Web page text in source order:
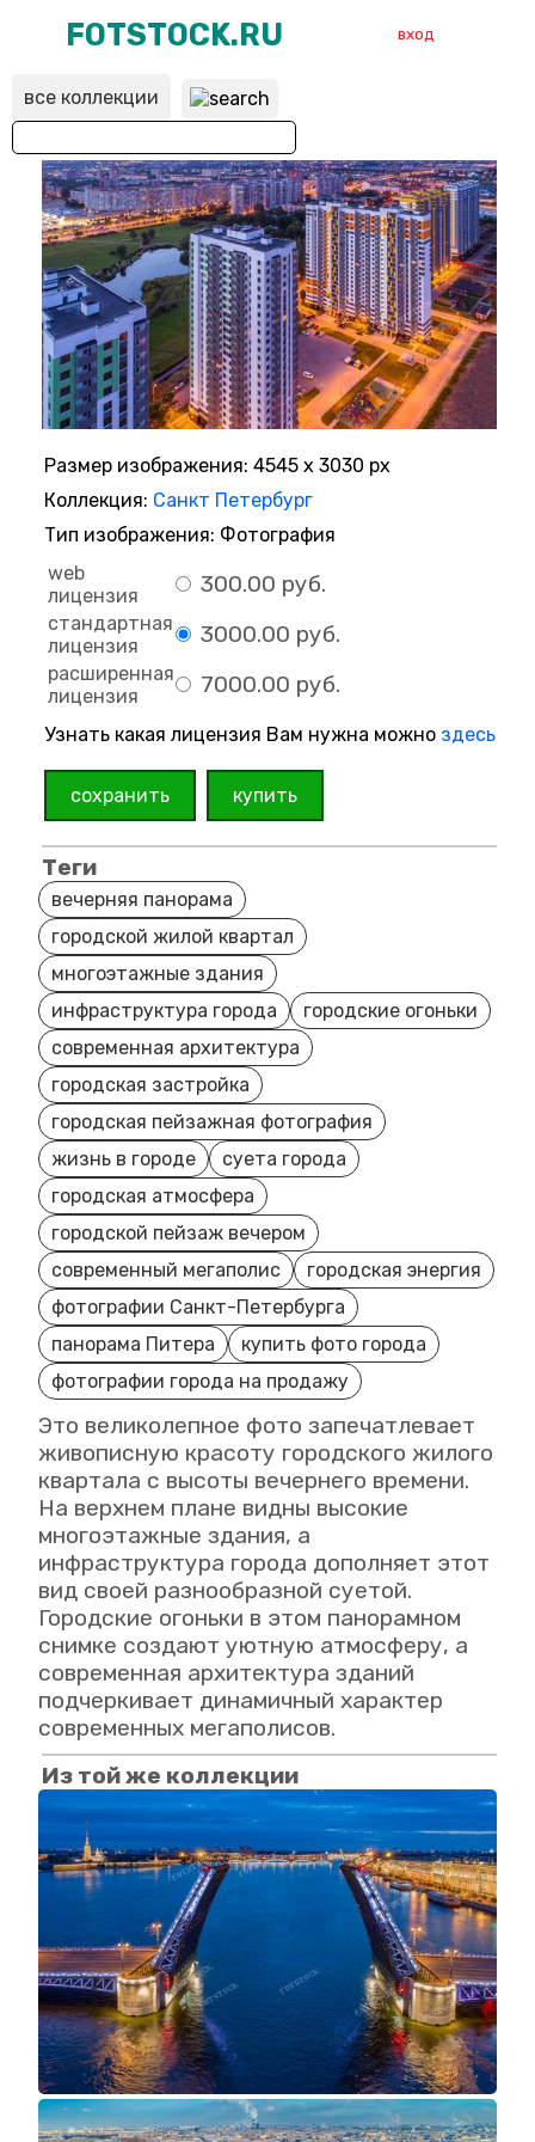
FOTSTOCK.RU
ВХОД
РЕГИСТРАЦИЯ
вход
все коллекции
Размер изображения: 4545 x 3030 px
Коллекция: Санкт Петербург
Тип изображения: Фотография
web
лицензия
300.00 руб.
стандартная
лицензия
3000.00 руб.
расширенная
лицензия
7000.00 руб.
Узнать какая лицензия Вам нужна можно здесь
сохранить купить
Теги
вечерняя панорама
городской жилой квартал
многоэтажные здания
инфраструктура города
городские огоньки
современная архитектура
городская застройка
городская пейзажная фотография
жизнь в городе
суета города
городская атмосфера
городской пейзаж вечером
современный мегаполис
городская энергия
фотографии Санкт-Петербурга
панорама Питера
купить фото города
фотографии города на продажу
Это великолепное фото запечатлевает
живописную красоту городского жилого
квартала с высоты вечернего времени.
На верхнем плане видны высокие
многоэтажные здания, а
инфраструктура города дополняет этот
вид своей разнообразной суетой.
Городские огоньки в этом панорамном
снимке создают уютную атмосферу, а
современная архитектура зданий
подчеркивает динамичный характер
современных мегаполисов.
Из той же коллекции